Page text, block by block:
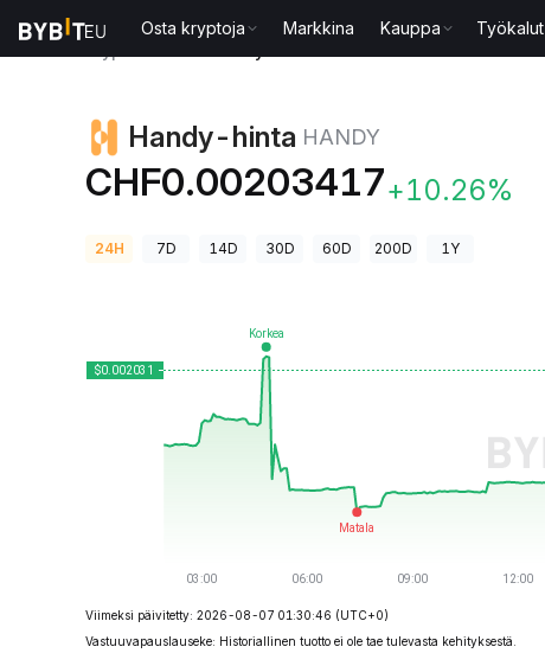
Osta kryptoja Markkina Kauppa Työkalut
Handy-hinta HANDY
CHF0.00203417+10.26%
24H 7D 14D 30D 60D 200D 1Y
Viimeksi päivitetty: 2026-08-07 01:30:46 (UTC+0)
Vastuuvapauslauseke: Historiallinen tuotto ei ole tae tulevasta kehityksestä.